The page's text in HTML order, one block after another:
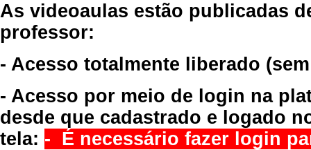
As videoaulas estão publicadas
professor:
- Acesso totalmente liberado
- Acesso por meio de login na
desde que cadastrado e logado
tela: - É necessário fazer login